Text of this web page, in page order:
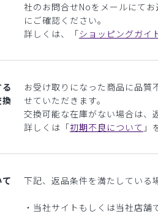
社のお問合せNoをメールにて
にご確認ください。
詳しくは、「ショッピングガイ
お受け取りになった商品に品質
せていただきます。
交換可能な在庫がない場合は、
詳しくは「初期不良について 」
下記、返品条件を満たしている
・当社サイトもしくは当社店舗